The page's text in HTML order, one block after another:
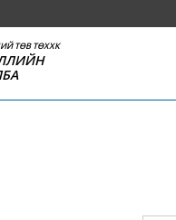
ТӨВ ТӨХХК